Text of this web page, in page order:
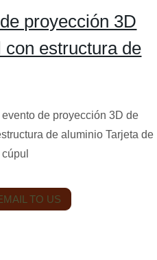
proyección 3D
estructura de
de proyección 3D de
de aluminio Tarjeta de
TO US